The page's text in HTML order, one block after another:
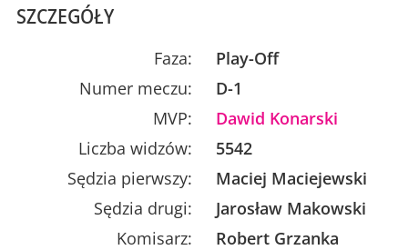
SZCZEGÓŁY
Faza:
Play-Off
Numer meczu:
D-1
MVP:
Dawid Konarski
Liczba widzów:
5542
Sędzia pierwszy:
Maciej Maciejewski
Sędzia drugi:
Jarosław Makowski
Komisarz:
Robert Grzanka